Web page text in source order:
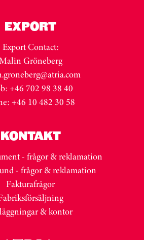
EXPORT
Export Contact:
Gröneberg
+46 702 98 38 40
+46 10 482 30 58
KONTAKT
- frågor & reklamation
- frågor & reklamation
Fakturafrågor
& kontor